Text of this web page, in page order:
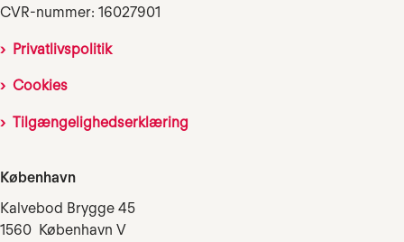
CVR-nummer: 16027901
Privatlivspolitik
Cookies
Tilgængelighedserklæring
København
Kalvebod Brygge 45
1560 København V